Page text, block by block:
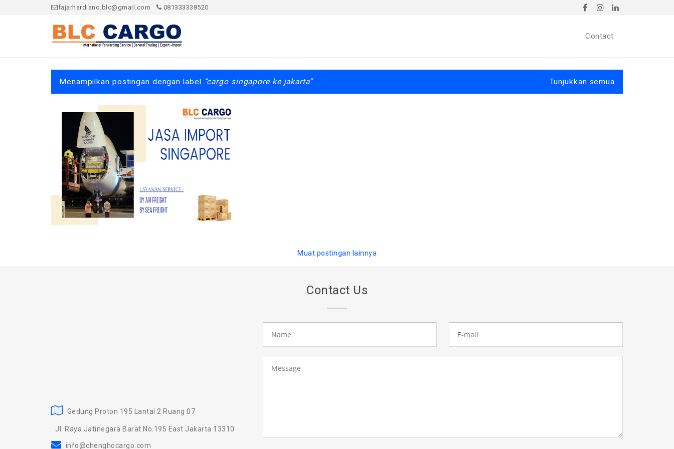
fajarhardiano.blc@gmail.com 081333338520
Contact
Menampilkan postingan dengan label cargo singapore ke jakarta Tunjukkan semua
Muat postingan lainnya
Contact Us
Gedung Proton 195 Lantai 2 Ruang 07
Jl. Raya Jatinegara Barat No.195 East Jakarta 13310
info@chenghocargo.com